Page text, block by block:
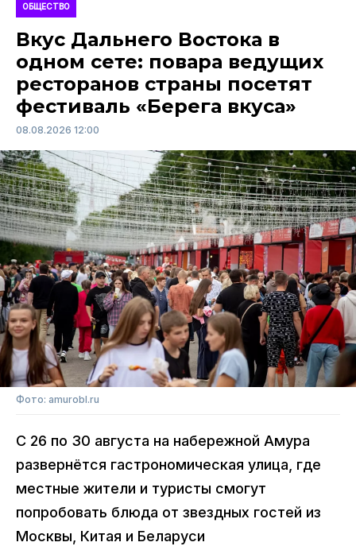
ОБЩЕСТВО
Вкус Дальнего Востока в
одном сете: повара ведущих
ресторанов страны посетят
фестиваль «Берега вкуса»
08.08.2026 12:00
Фото: amurobl.ru
С 26 по 30 августа на набережной Амура
развернётся гастрономическая улица, где
местные жители и туристы смогут
попробовать блюда от звездных гостей из
Москвы, Китая и Беларуси